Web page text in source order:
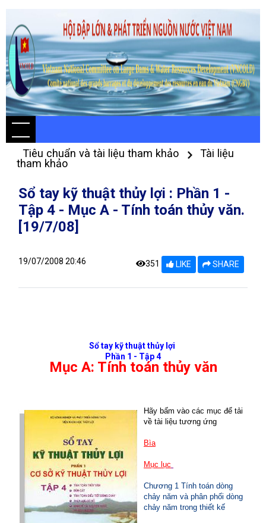
Tiêu chuẩn và tài liệu tham khảo
Tài liệu
tham khảo
Sổ tay kỹ thuật thủy lợi : Phần 1 -
Tập 4 - Mục A - Tính toán thủy văn.
[19/7/08]
19/07/2008 20:46 351 LIKE SHARE
Sổ tay kỹ thuật thủy lợi
Phần 1 - Tập 4
Mục A: Tính toán thủy văn
Hãy bấm vào các mục để tải
về tài liệu tương ứng
Bìa
Mục lục
Chương 1 Tính toán dòng
chảy năm và phân phối dòng
chảy năm trong thiết kế